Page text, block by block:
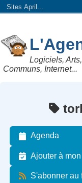
Sites April...
Logiciels,
Communs, Internet...
Agenda
Ajouter à
S'abonner au